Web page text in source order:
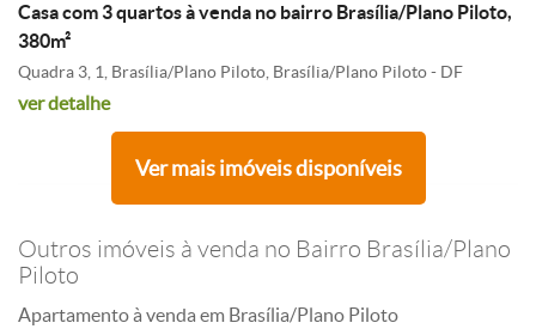
Casa com 3 quartos à venda no bairro Brasília/Plano Piloto,
380m²
Quadra 3, 1, Brasília/Plano Piloto, Brasília/Plano Piloto - DF
ver detalhe
Ver mais imóveis disponíveis
Outros imóveis à venda no Bairro Brasília/Plano
Piloto
Apartamento à venda em Brasília/Plano Piloto